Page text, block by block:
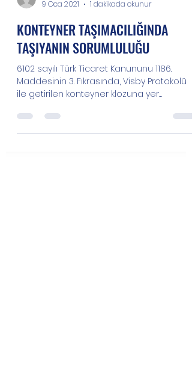
limalinedenizcilik
9 Oca 2021
1 dakikada okunur
KONTEYNER TAŞIMACILIĞINDA
TAŞIYANIN SORUMLULUĞU
Maddesinin 3. Fıkrasında, Visby Protokolü
ile getirilen konteyner klozuna yer